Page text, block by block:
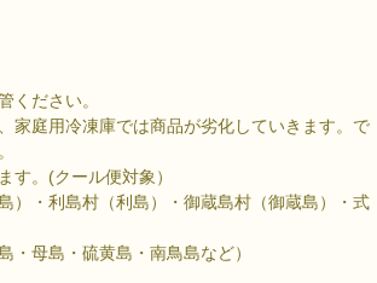
ください。
家庭用冷凍庫では商品が劣化していきます。で
す。(クール便対象）
）・利島村（利島）・御蔵島村（御蔵島）・式
・母島・硫黄島・南鳥島など）